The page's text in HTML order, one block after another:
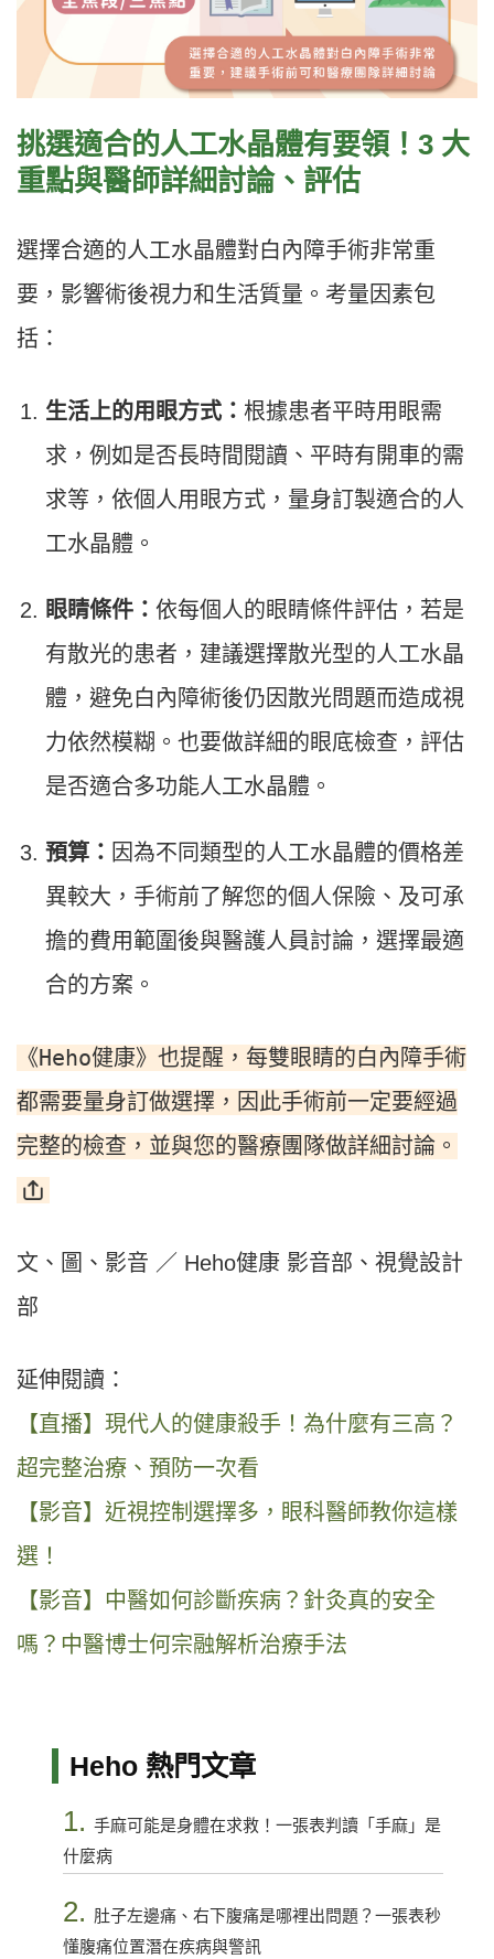
挑選適合的人工水晶體有要領！3 大
重點與醫師詳細討論、評估
選擇合適的人工水晶體對白內障手術非常重
要，影響術後視力和生活質量。考量因素包
括：
生活上的用眼方式： 根據患者平時用眼需
求，例如是否長時間閱讀、平時有開車的需
求等，依個人用眼方式，量身訂製適合的人
工水晶體。
眼睛條件： 依每個人的眼睛條件評估，若是
有散光的患者，建議選擇散光型的人工水晶
體，避免白內障術後仍因散光問題而造成視
力依然模糊。也要做詳細的眼底檢查，評估
是否適合多功能人工水晶體。
預算： 因為不同類型的人工水晶體的價格差
異較大，手術前了解您的個人保險、及可承
擔的費用範圍後與醫護人員討論，選擇最適
合的方案。
《Heho健康》也提醒，每雙眼睛的白內障手術
都需要量身訂做選擇，因此手術前一定要經過
完整的檢查，並與您的醫療團隊做詳細討論。
文、圖、影音 ／ Heho健康 影音部、視覺設計
部
延伸閱讀：
【直播】現代人的健康殺手！為什麼有三高？
超完整治療、預防一次看
【影音】近視控制選擇多，眼科醫師教你這樣
選！
【影音】中醫如何診斷疾病？針灸真的安全
嗎？中醫博士何宗融解析治療手法
Heho 熱門文章
1. 手麻可能是身體在求救！一張表判讀「手麻」是
什麼病
2. 肚子左邊痛、右下腹痛是哪裡出問題？一張表秒
懂腹痛位置潛在疾病與警訊